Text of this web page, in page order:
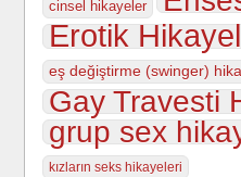
cinsel hikayeler
Erotik
eş değiştirme (swinger)
Gay Travesti
grup sex
kızların seks hikayeleri